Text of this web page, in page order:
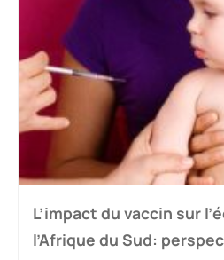
L’impact du vaccin sur
l’Afrique du Sud: